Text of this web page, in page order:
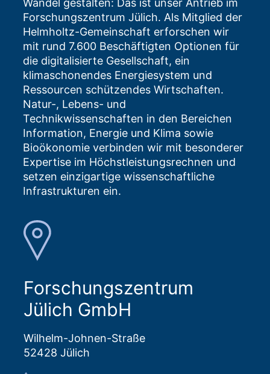
Wandel gestalten: Das ist unser Antrieb im
Forschungszentrum Jülich. Als Mitglied der
Helmholtz-Gemeinschaft erforschen wir
mit rund 7.600 Beschäftigten Optionen für
die digitalisierte Gesellschaft, ein
klimaschonendes Energiesystem und
Ressourcen schützendes Wirtschaften.
Natur-, Lebens- und
Technikwissenschaften in den Bereichen
Information, Energie und Klima sowie
Bioökonomie verbinden wir mit besonderer
Expertise im Höchstleistungsrechnen und
setzen einzigartige wissenschaftliche
Infrastrukturen ein.
Forschungszentrum
Jülich GmbH
Wilhelm-Johnen-Straße
52428 Jülich